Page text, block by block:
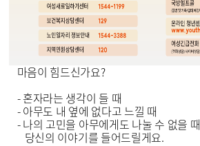
마음이 힘드신가요?
- 혼자라는 생각이 들 때
- 아무도 내 옆에 없다고 느낄 때
- 나의 고민을 아무에게도 나눌 수 없을 때
당신의 이야기를 들어드릴게요.